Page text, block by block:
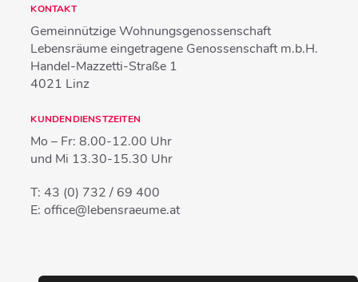
KONTAKT
Gemeinnützige Wohnungsgenossenschaft
Lebensräume eingetragene Genossenschaft m.b.H.
Handel-Mazzetti-Straße 1
4021 Linz
KUNDENDIENSTZEITEN
Mo – Fr: 8.00-12.00 Uhr
und Mi 13.30-15.30 Uhr
T:43 (0) 732 / 69 400
E:office@lebensraeume.at